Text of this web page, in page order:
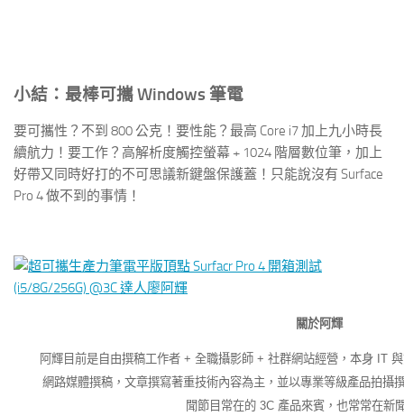
小結：最棒可攜 Windows 筆電
要可攜性？不到 800 公克！要性能？最高 Core i7 加上九小時長
續航力！要工作？高解析度觸控螢幕 + 1024 階層數位筆，加上
好帶又同時好打的不可思議新鍵盤保護蓋！只能說沒有 Surface
Pro 4 做不到的事情！
關於阿輝
阿輝目前是自由撰稿工作者 + 全職攝影師 + 社群網站經營，本身 IT
網路媒體撰稿，文章撰寫著重技術內容為主，並以專業等級產品拍攝
聞節目常在的 3C 產品來賓，也常常在新